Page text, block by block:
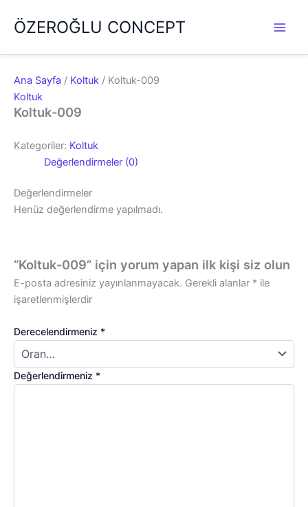
atlaÖZEROĞLU CONCEPT
Ana Sayfa / Koltuk / Koltuk-009
Koltuk
Koltuk-009
Kategoriler: Koltuk
Değerlendirmeler (0)
Değerlendirmeler
Henüz değerlendirme yapılmadı.
“Koltuk-009” için yorum yapan ilk kişi siz olun
E-posta adresiniz yayınlanmayacak. Gerekli alanlar * ile
işaretlenmişlerdir
Derecelendirmeniz *
Değerlendirmeniz *